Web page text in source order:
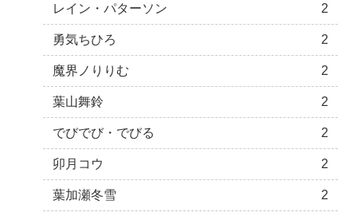
レイン・パターソン 2
勇気ちひろ 2
魔界ノりりむ 2
葉山舞鈴 2
でびでび・でびる 2
卯月コウ 2
葉加瀬冬雪 2